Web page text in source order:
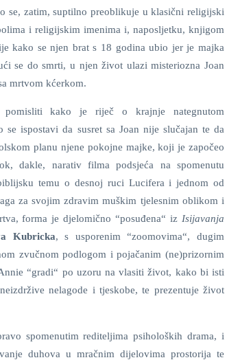
se, zatim, suptilno preoblikuje u klasični religijski
i religijskim imenima i, naposljetku, knjigom
kako se njen brat s 18 godina ubio jer je majka
se do smrti, u njen život ulazi misteriozna Joan
mrtvom kćerkom.
kako je riječ o krajnje nategnutom
se ispostavi da susret sa Joan nije slučajan te da
planu njene pokojne majke, koji je započeo
dakle, narativ filma podsjeća na spomenutu
temu o desnoj ruci Lucifera i jednom od
za svojim zdravim muškim tjelesnim oblikom i
forma je djelomično “posuđena“ iz Isijavanja
Kubricka, s usporenim “zoomovima“, dugim
zvučnom podlogom i pojačanim (ne)prizornim
“gradi“ po uzoru na vlasiti život, kako bi isti
nelagode i tjeskobe, te prezentuje život
spomenutim rediteljima psiholoških drama, i
duhova u mračnim dijelovima prostorija te